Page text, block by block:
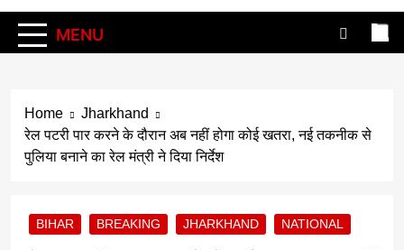
MENU
Home
Jharkhand
रेल पटरी पार करने के दौरान अब नहीं होगा कोई खतरा, नई तकनीक से
पुलिया बनाने का रेल मंत्री ने दिया निर्देश
BIHAR BREAKING JHARKHAND NATIONAL